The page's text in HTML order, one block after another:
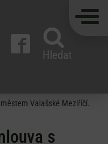
Hledat
Valašské Meziříčí.
s